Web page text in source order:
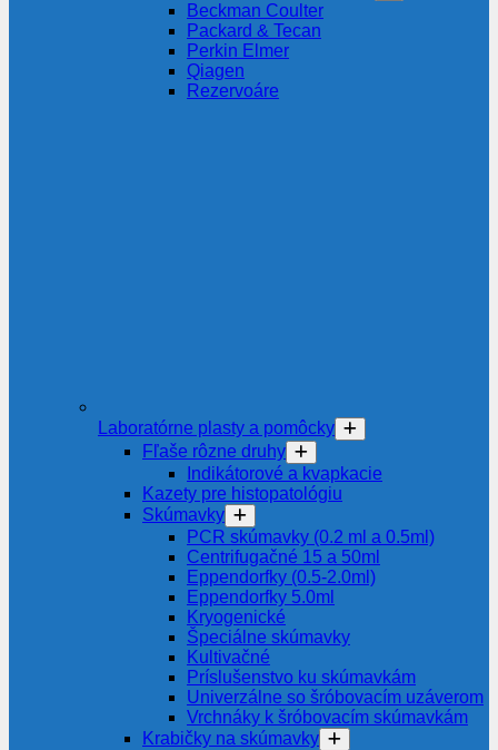
Beckman Coulter
Packard & Tecan
Perkin Elmer
Qiagen
Rezervoáre
Laboratórne plasty a pomôcky
Fľaše rôzne druhy
Indikátorové a kvapkacie
Kazety pre histopatológiu
Skúmavky
PCR skúmavky (0.2 ml a 0.5ml)
Centrifugačné 15 a 50ml
Eppendorfky (0.5-2.0ml)
Eppendorfky 5.0ml
Kryogenické
Špeciálne skúmavky
Kultivačné
Príslušenstvo ku skúmavkám
Univerzálne so šróbovacím uzáverom
Vrchnáky k šróbovacím skúmavkám
Krabičky na skúmavky